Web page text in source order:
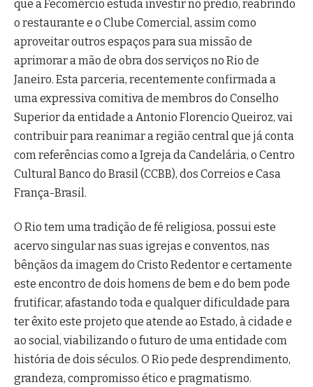
que a Fecomércio estuda investir no prédio, reabrindo
o restaurante e o Clube Comercial, assim como
aproveitar outros espaços para sua missão de
aprimorar a mão de obra dos serviços no Rio de
Janeiro. Esta parceria, recentemente confirmada a
uma expressiva comitiva de membros do Conselho
Superior da entidade a Antonio Florencio Queiroz, vai
contribuir para reanimar a região central que já conta
com referências como a Igreja da Candelária, o Centro
Cultural Banco do Brasil (CCBB), dos Correios e Casa
França-Brasil.
O Rio tem uma tradição de fé religiosa, possui este
acervo singular nas suas igrejas e conventos, nas
bênçãos da imagem do Cristo Redentor e certamente
este encontro de dois homens de bem e do bem pode
frutificar, afastando toda e qualquer dificuldade para
ter êxito este projeto que atende ao Estado, à cidade e
ao social, viabilizando o futuro de uma entidade com
história de dois séculos. O Rio pede desprendimento,
grandeza, compromisso ético e pragmatismo.